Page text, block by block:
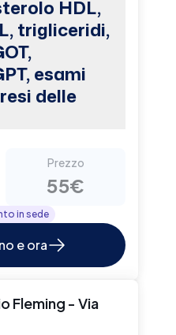
HDL,
trigliceridi,
esami
delle
Prezzo
55€
in sede
e ora
Fleming - Via